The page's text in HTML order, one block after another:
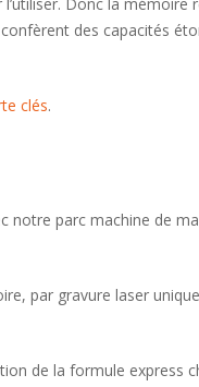
des capacités
clés.
notre parc machine de
par gravure laser
de la formule express